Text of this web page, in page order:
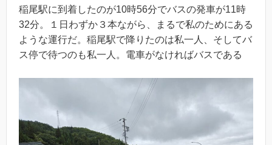
稲尾駅に到着したのが10時56分でバスの発車が11時
32分。１日わずか３本ながら、まるで私のためにある
ような運行だ。稲尾駅で降りたのは私一人、そしてバ
ス停で待つのも私一人。電車がなければバスである